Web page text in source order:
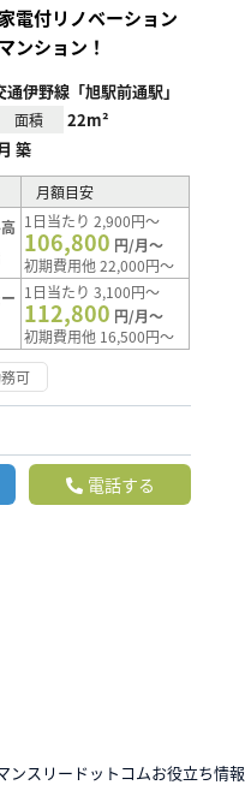
電付リノベーション
ンション！
通伊野線「旭駅前通駅」
面積 22m²
築
月額目安
1日当たり 2,900円～
106,800 円/月～
初期費用他 22,000円～
1日当たり 3,100円～
112,800 円/月～
初期費用他 16,500円～
可
電話する
ンスリードットコムお役立ち情報